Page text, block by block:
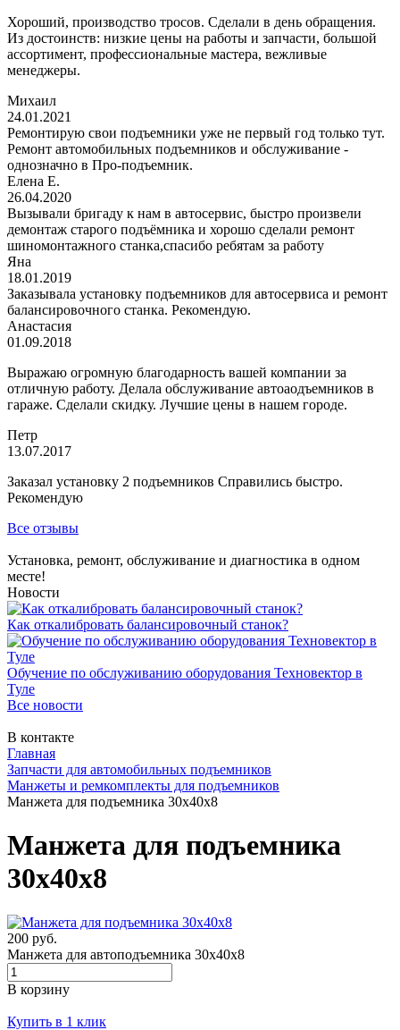
Хороший, производство тросов. Сделали в день обращения.
Из достоинств: низкие цены на работы и запчасти, большой
ассортимент, профессиональные мастера, вежливые
менеджеры.
Михаил
24.01.2021
Ремонтирую свои подъемники уже не первый год только тут.
Ремонт автомобильных подъемников и обслуживание -
однозначно в Про-подъемник.
Елена Е.
26.04.2020
Вызывали бригаду к нам в автосервис, быстро произвели
демонтаж старого подъёмника и хорошо сделали ремонт
шиномонтажного станка,спасибо ребятам за работу
Яна
18.01.2019
Заказывала установку подъемников для автосервиса и ремонт
балансировочного станка. Рекомендую.
Анастасия
01.09.2018
Выражаю огромную благодарность вашей компании за
отличную работу. Делала обслуживание автоаодъемников в
гараже. Сделали скидку. Лучшие цены в нашем городе.
Петр
13.07.2017
Заказал установку 2 подъемников Справились быстро.
Рекомендую
Все отзывы
Установка, ремонт, обслуживание и диагностика в одном
месте!
Новости
Как откалибровать балансировочный станок?
Обучение по обслуживанию оборудования Техновектор в
Туле
Все новости
В контакте
Главная
Запчасти для автомобильных подъемников
Манжеты и ремкомплекты для подъемников
Манжета для подъемника 30х40х8
Манжета для подъемника
30х40х8
200 руб.
Манжета для автоподъемника 30х40х8
В корзину
Купить в 1 клик